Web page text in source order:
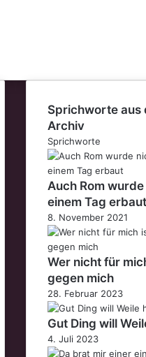
Sprichworte aus
Archiv
Sprichworte
Auch Rom
einem Tag erbaut
8. November 2021
Wer nicht für
gegen mich
28. Februar 2023
Gut Ding will
4. Juli 2023